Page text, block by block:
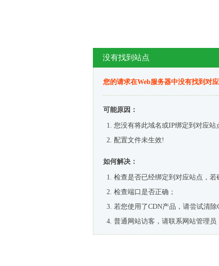
没有找到站点
您的请求在Web服务器中没有找到对
可能原因：
您没有将此域名或IP绑定到对应站
配置文件未生效!
如何解决：
检查是否已经绑定到对应站点，
检查端口是否正确；
若您使用了CDN产品，请尝试清除
普通网站访客，请联系网站管理员